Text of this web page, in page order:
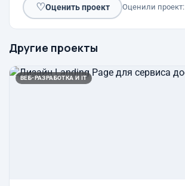
♡Оценить проект Оценили проект:
Другие проекты
ВЕБ-РАЗРАБОТКА И IT